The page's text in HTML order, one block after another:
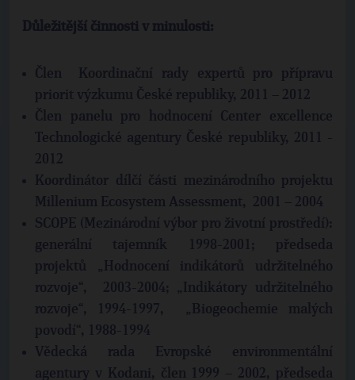
Důležitější činnosti v minulosti:
Člen Koordinační rady expertů pro přípravu
priorit výzkumu České republiky, 2011 – 2012
Člen panelu pro hodnocení Center excellence
Technologické agentury České republiky, 2011 -
2012
Koordinátor dílčí části mezinárodního projektu
Millenium Ecosystem Assessment, 2001 – 2004
SCOPE (Mezinárodní výbor pro životní prostředí):
generální tajemník 1998-2001; předseda
projektů „Hodnocení indikátorů udržitelného
rozvoje“, 2003-2004; „Indikátory udržitelného
rozvoje“, 1994-1997, „Biogeochemie malých
povodí“, 1988-1994
Vědecká rada Evropské environmentální
agentury v Kodani, člen 1999 – 2002, předseda